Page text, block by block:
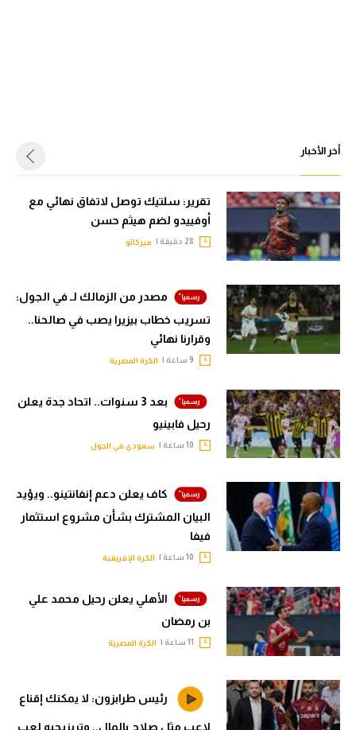
أخر الأخبار
تقرير: سلتيك توصل لاتفاق نهائي مع
أوفييدو لضم هيثم حسن
ميركاتو
مصدر من الزمالك لـ في الجول:
تسريب خطاب بيزيرا يصب في صالحنا..
وقرارنا نهائي
الكرة المصرية
بعد 3 سنوات.. اتحاد جدة يعلن
رحيل فابينيو
سعودي في الجول
كاف يعلن دعم إنفانتينو.. ويؤيد
البيان المشترك بشأن مشروع استثمار
فيفا
الكرة الإفريقية
الأهلي يعلن رحيل محمد علي
بن رمضان
الكرة المصرية
رئيس طرابزون: لا يمكنك إقناع
لاعب مثل صلاح بالمال.. وتريزيجيه لعب